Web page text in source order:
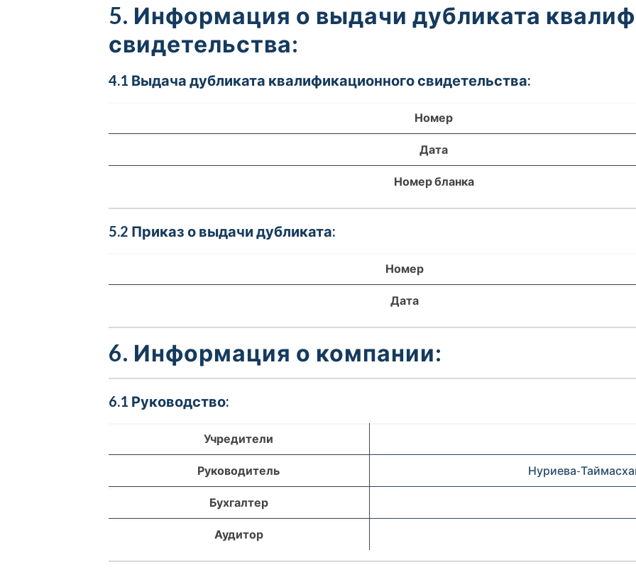
5. Информация о выдачи дубликата
свидетельства:
4.1 Выдача дубликата квалификационного свидетельства:
Номер
Дата
Номер бланка
5.2 Приказ о выдачи дубликата:
Номер
Дата
6. Информация о компании:
6.1 Руководство:
Учредители
Руководитель Нуриева-
Бухгалтер
Аудитор